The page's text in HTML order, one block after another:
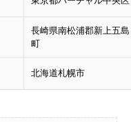
長崎県南松浦郡新上五島
町
北海道札幌市